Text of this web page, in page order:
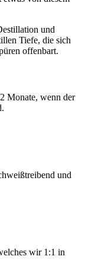
und
Tiefe, die sich
offenbart.
Monate, wenn der
und
wir 1:1 in